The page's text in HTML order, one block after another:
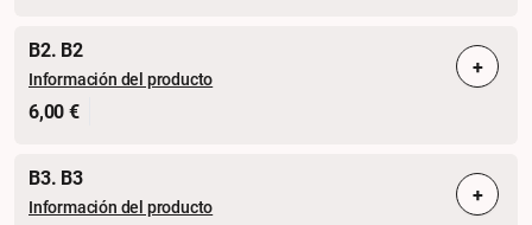
B2. B2
Información del producto
6,00 €
+
B3. B3
Información del producto +